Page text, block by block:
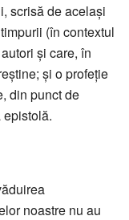
scrisă de același
(în contextul
şi care, în
şi o profeţie
din punct de
noastre nu au